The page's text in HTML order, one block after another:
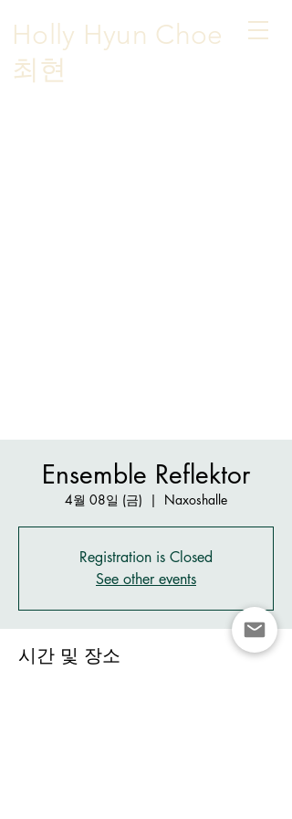
Holly Hyun Choe
​최현
Ensemble Reflektor
4월 08일 (금)
  |
Naxoshalle
Registration is Closed
See other events
시간 및 장소